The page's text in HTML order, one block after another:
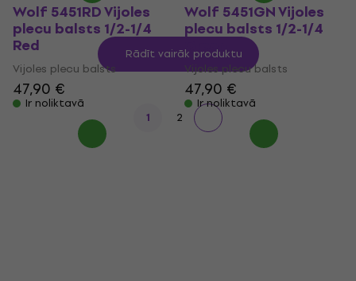
Wolf 5451RD Vijoles
plecu balsts 1/2-1/4
Red
Vijoles plecu balsts
47,90 €
Ir noliktavā
Wolf 5451GN Vijoles
plecu balsts 1/2-1/4
Green
Vijoles plecu balsts
47,90 €
Ir noliktavā
Rādīt vairāk produktu
1 2